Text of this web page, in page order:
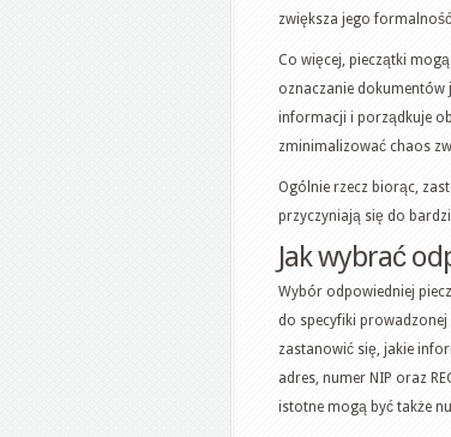
zwiększa jego
Co więcej, pieczątki
oznaczanie dokumentów
informacji i porządkuje
zminimalizować chaos
Ogólnie rzecz biorąc,
przyczyniają się do
Jak wybrać
Wybór odpowiedniej
do specyfiki prowadzonej
zastanowić się, jakie
adres, numer NIP oraz
istotne mogą być także